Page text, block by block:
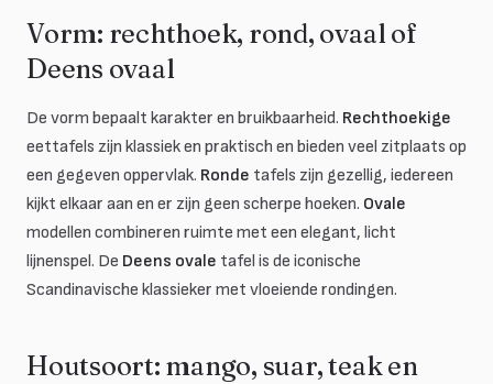
Vorm: rechthoek, rond, ovaal of
Deens ovaal
De vorm bepaalt karakter en bruikbaarheid. Rechthoekige
eettafels zijn klassiek en praktisch en bieden veel zitplaats op
een gegeven oppervlak. Ronde tafels zijn gezellig, iedereen
kijkt elkaar aan en er zijn geen scherpe hoeken. Ovale
modellen combineren ruimte met een elegant, licht
lijnenspel. De Deens ovale tafel is de iconische
Scandinavische klassieker met vloeiende rondingen.
Houtsoort: mango, suar, teak en